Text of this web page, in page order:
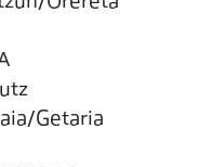
Getaria